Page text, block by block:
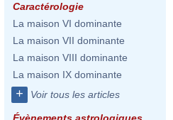
Caractérologie
La maison VI dominante
La maison VII dominante
La maison VIII dominante
La maison IX dominante
+ Voir tous les articles